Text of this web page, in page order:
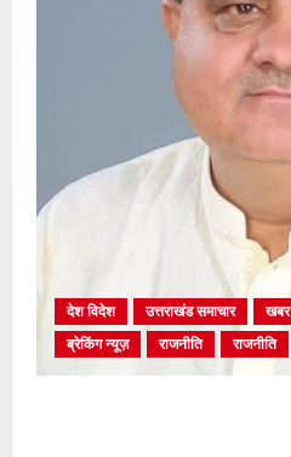
देश विदेश उत्तराखंड समाचार खबर
ब्रेकिंग न्यूज़
राजनीति राजनीति